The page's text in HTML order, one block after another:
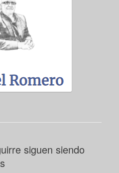
siguen siendo